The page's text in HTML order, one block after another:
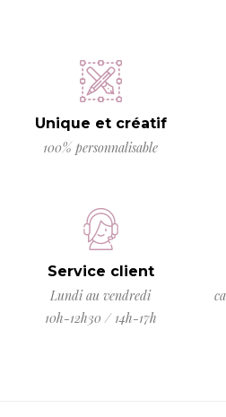
Unique et créatif
100% personnalisable
Service client
Lundi au vendredi
10h-12h30 / 14h-17h